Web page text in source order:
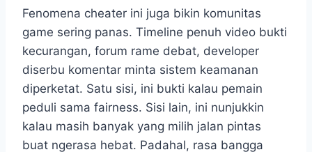
Fenomena cheater ini juga bikin komunitas
game sering panas. Timeline penuh video bukti
kecurangan, forum rame debat, developer
diserbu komentar minta sistem keamanan
diperketat. Satu sisi, ini bukti kalau pemain
peduli sama fairness. Sisi lain, ini nunjukkin
kalau masih banyak yang milih jalan pintas
buat ngerasa hebat. Padahal, rasa bangga